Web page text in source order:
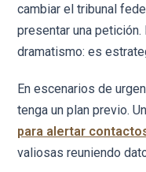
cambiar el tribunal
presentar una
dramatismo: es
En escenarios de
tenga un plan previo.
para alertar
valiosas reuniendo